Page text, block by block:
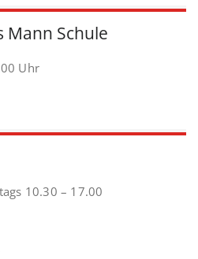
Mann Schule
Uhr
10.30 – 17.00